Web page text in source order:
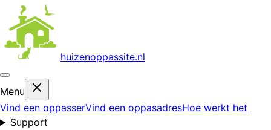
huizenoppassite.nl
Menu
Vind een oppasserVind een oppasadresHoe werkt het
Support